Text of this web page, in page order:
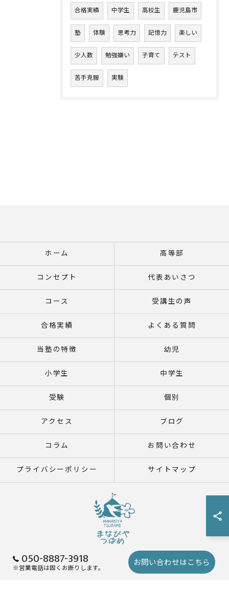
合格実績 中学生 高校生 鹿児島市
塾 体験 思考力 記憶力 楽しい
少人数 勉強嫌い 子育て テスト
苦手克服 実験
050-8887-3918
※営業電話は固くお断りします。 お問い合わせはこちら
ホーム 高等部
コンセプト 代表あいさつ
コース 受講生の声
合格実績 よくある質問
当塾の特徴 幼児
小学生 中学生
受験 個別
アクセス ブログ
コラム お問い合わせ
プライバシーポリシー サイトマップ
© 2026 鹿児島県鹿児島市の塾ならまなびや つばめ ALL RIGHTS RESERVED.